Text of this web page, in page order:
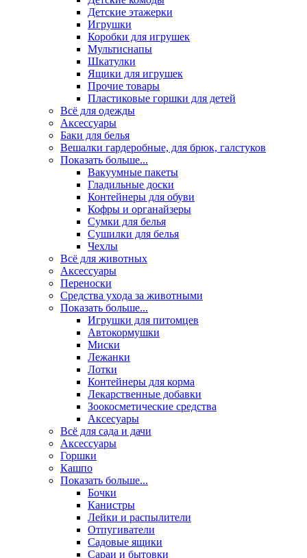
Детские этажерки
Игрушки
Коробки для игрушек
Мультиснапы
Шкатулки
Ящики для игрушек
Прочие товары
Пластиковые горшки для детей
Всё для одежды
Аксессуары
Баки для белья
Вешалки гардеробные, для брюк, галстуков
Показать больше...
Вакуумные пакеты
Гладильные доски
Контейнеры для обуви
Кофры и органайзеры
Сумки для белья
Сушилки для белья
Чехлы
Всё для животных
Аксесcуары
Переноски
Средства ухода за животными
Показать больше...
Игрушки для питомцев
Автокормушки
Миски
Лежанки
Лотки
Контейнеры для корма
Лекарственные добавки
Зоокосметические средства
Аксесуары
Всё для сада и дачи
Аксессуары
Горшки
Кашпо
Показать больше...
Бочки
Канистры
Лейки и распылители
Отпугиватели
Садовые ящики
Сараи и бытовки